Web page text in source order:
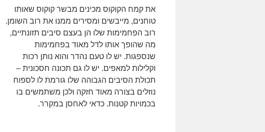
את קמח הקוקוס מכינים מבשר קוקוס שאותו
טוחנים, מייבשים ומסירים ממנו את רוב השומן.
רוב הפחמימות שלו הן בעצם סיבים תזונתיים,
מה שהופך אותו לדל מאוד בפחמימות
שנספגות. יש לו טעם נהדר והוא נותן רכות
וקלילות למאפים. יש לו גם תכונה חסכונית –
תכולת הסיבים הגבוהה שלו גורמת לו לספוח
נוזלים בצורה מאוד חזקה ולכן משתמשים בו
בכמויות קטנות. כדאי לאחסן במקרר.